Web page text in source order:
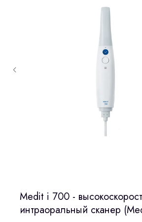
Medit i 700 -
интраоральный сканер